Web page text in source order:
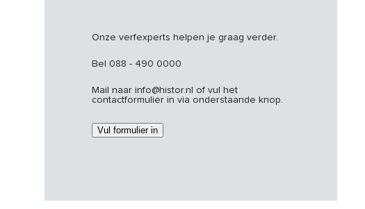
Onze verfexperts helpen je graag verder.
Bel 088 - 490 0000
Mail naar info@histor.nl of vul het
contactformulier in via onderstaande knop.
Vul formulier in